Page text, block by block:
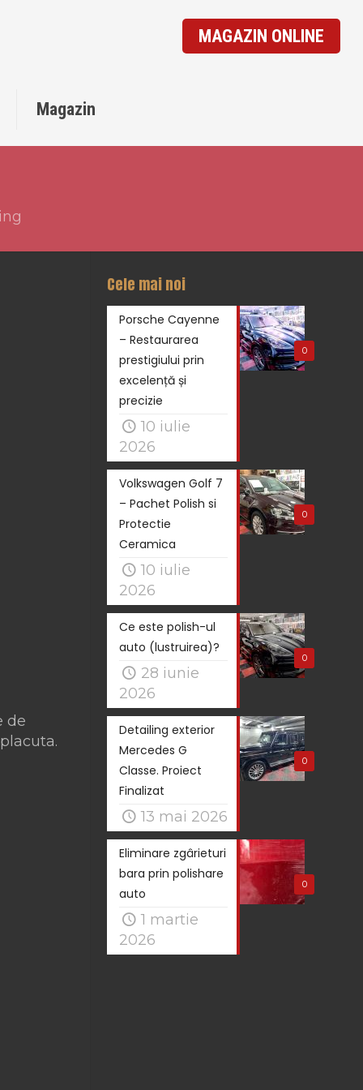
Magazin
MAGAZIN ONLINE
de
Cele mai noi
0
Porsche Cayenne
– Restaurarea
prestigiului prin
excelență și
precizie
10 iulie
2026
0
Volkswagen Golf 7
– Pachet Polish si
Protectie
Ceramica
10 iulie
2026
0
Ce este polish-ul
auto (lustruirea)?
28 iunie
2026
0
Detailing exterior
Mercedes G
Classe. Proiect
Finalizat
13 mai 2026
0
Eliminare zgârieturi
bara prin polishare
auto
1 martie
2026